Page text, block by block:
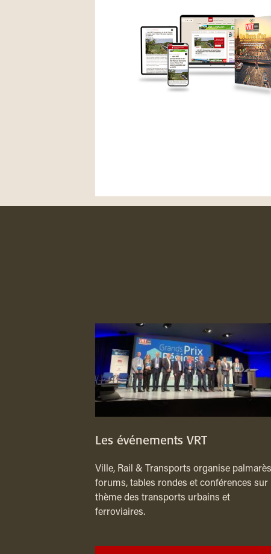
Les événements VRT
Ville, Rail & Transports organise
forums, tables rondes et conférences sur
thème des transports urbains et
ferroviaires.